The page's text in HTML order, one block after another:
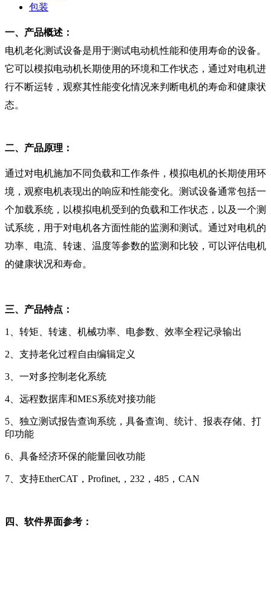
包装
一、产品概述：
电机老化测试设备是用于测试电动机性能和使用寿命的设备。
它可以模拟电动机长期使用的环境和工作状态，通过对电机进
行不断运转，观察其性能变化情况来判断电机的寿命和健康状
态。
二、产品原理：
通过对电机施加不同负载和工作条件，模拟电机的长期使用环
境，观察电机表现出的响应和性能变化。测试设备通常包括一
个加载系统，以模拟电机受到的负载和工作状态，以及一个测
试系统，用于对电机各方面性能的监测和测试。通过对电机的
功率、电流、转速、温度等参数的监测和比较，可以评估电机
的健康状况和寿命。
三、产品特点：
1、转矩、转速、机械功率、电参数、效率全程记录输出
2、支持老化过程自由编辑定义
3、一对多控制老化系统
4、远程数据库和MES系统对接功能
5、独立测试报告查询系统，具备查询、统计、报表存储、打
印功能
6、具备经济环保的能量回收功能
7、支持EtherCAT，Profinet,，232，485，CAN
四、软件界面参考：